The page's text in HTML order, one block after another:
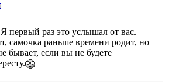
первый раз это услышал от вас.
самочка раньше времени родит, но
бывает, если вы не будете